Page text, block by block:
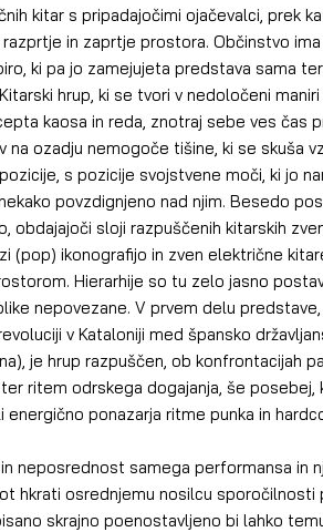
kitar s pripadajočimi ojačevalci, prek
in zaprtje prostora. Občinstvo
ki pa jo zamejujeta predstava sama
hrup, ki se tvori v nedoločeni
kaosa in reda, znotraj sebe ves čas
na ozadju nemogoče tišine, ki se skuša
s pozicije svojstvene moči, ki jo
povzdignjeno nad njim. Besedo
sloji razpuščenih kitarskih
(pop) ikonografijo in zven električne
Hierarhije so tu zelo jasno
nepovezane. V prvem delu
v Kataloniji med špansko
je hrup razpuščen, ob konfrontacijah
ritem odrskega dogajanja, še posebej,
ponazarja ritme punka in
neposrednost samega performansa in
hkrati osrednjemu nosilcu
skrajno poenostavljeno bi lahko